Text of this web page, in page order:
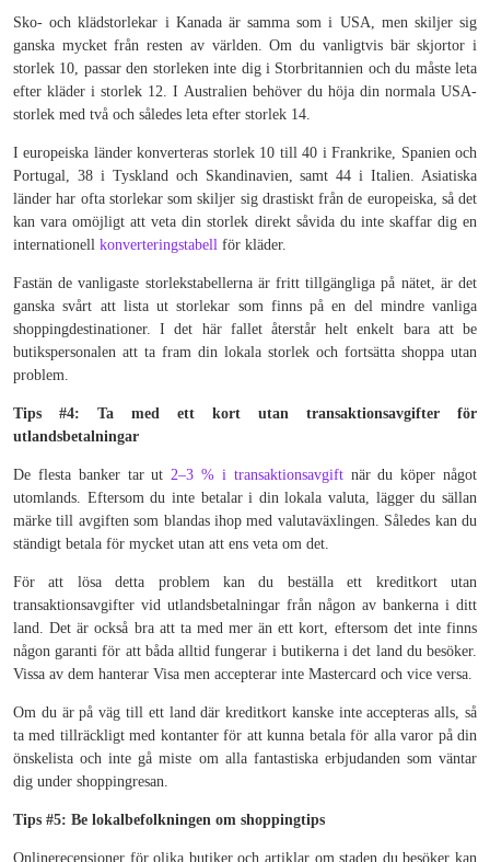
Sko- och klädstorlekar i Kanada är samma som i USA, men skiljer sig
ganska mycket från resten av världen. Om du vanligtvis bär skjortor i
storlek 10, passar den storleken inte dig i Storbritannien och du måste leta
efter kläder i storlek 12. I Australien behöver du höja din normala USA-
storlek med två och således leta efter storlek 14.
I europeiska länder konverteras storlek 10 till 40 i Frankrike, Spanien och
Portugal, 38 i Tyskland och Skandinavien, samt 44 i Italien. Asiatiska
länder har ofta storlekar som skiljer sig drastiskt från de europeiska, så det
kan vara omöjligt att veta din storlek direkt såvida du inte skaffar dig en
internationell konverteringstabell för kläder.
Fastän de vanligaste storlekstabellerna är fritt tillgängliga på nätet, är det
ganska svårt att lista ut storlekar som finns på en del mindre vanliga
shoppingdestinationer. I det här fallet återstår helt enkelt bara att be
butikspersonalen att ta fram din lokala storlek och fortsätta shoppa utan
problem.
Tips #4: Ta med ett kort utan transaktionsavgifter för
utlandsbetalningar
De flesta banker tar ut2–3 % i transaktionsavgiftnär du köper något
utomlands. Eftersom du inte betalar i din lokala valuta, lägger du sällan
märke till avgiften som blandas ihop med valutaväxlingen. Således kan du
ständigt betala för mycket utan att ens veta om det.
För att lösa detta problem kan du beställa ett kreditkort utan
transaktionsavgifter vid utlandsbetalningar från någon av bankerna i ditt
land. Det är också bra att ta med mer än ett kort, eftersom det inte finns
någon garanti för att båda alltid fungerar i butikerna i det land du besöker.
Vissa av dem hanterar Visa men accepterar inte Mastercard och vice versa.
Om du är på väg till ett land där kreditkort kanske inte accepteras alls, så
ta med tillräckligt med kontanter för att kunna betala för alla varor på din
önskelista och inte gå miste om alla fantastiska erbjudanden som väntar
dig under shoppingresan.
Tips #5: Be lokalbefolkningen om shoppingtips
Onlinerecensioner för olika butiker och artiklar om staden du besöker kan